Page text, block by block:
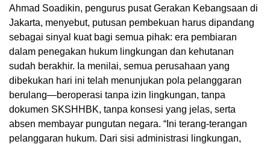
Ahmad Soadikin, pengurus pusat Gerakan Kebangsaan di
Jakarta, menyebut, putusan pembekuan harus dipandang
sebagai sinyal kuat bagi semua pihak: era pembiaran
dalam penegakan hukum lingkungan dan kehutanan
sudah berakhir. Ia menilai, semua perusahaan yang
dibekukan hari ini telah menunjukan pola pelanggaran
berulang—beroperasi tanpa izin lingkungan, tanpa
dokumen SKSHHBK, tanpa konsesi yang jelas, serta
absen membayar pungutan negara. “Ini terang-terangan
pelanggaran hukum. Dari sisi administrasi lingkungan,